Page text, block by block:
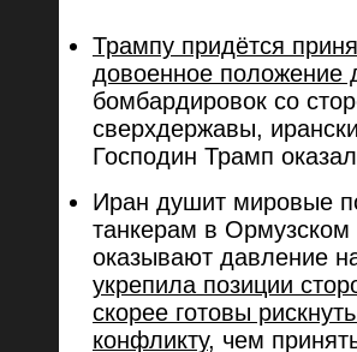
Трампу придётся
довоенное положение
бомбардировок со
сверхдержавы,
Господин Трамп
Иран душит мировые
танкерам в
оказывают давление
укрепила позиции
скорее готовы
конфликту, чем